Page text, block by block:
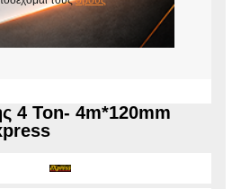
4 Ton- 4m*120mm